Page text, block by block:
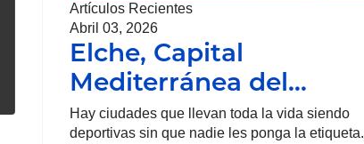
Artículos Recientes
Abril 03, 2026
Elche, Capital
Mediterránea del…
Hay ciudades que llevan toda la vida siendo
deportivas sin que nadie les ponga la etiqueta.